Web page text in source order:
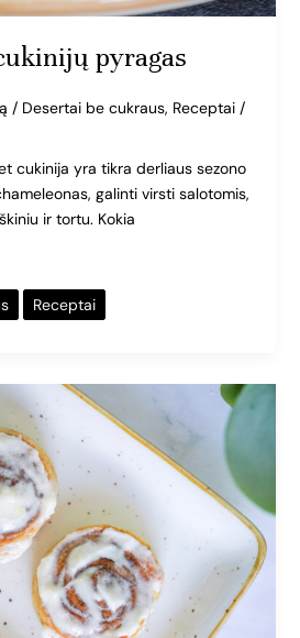
pyragas
/ Desertai be cukraus, Receptai/
cukinija yra tikra derliaus sezono
galinti virsti salotomis,
ir tortu. Kokia
Receptai